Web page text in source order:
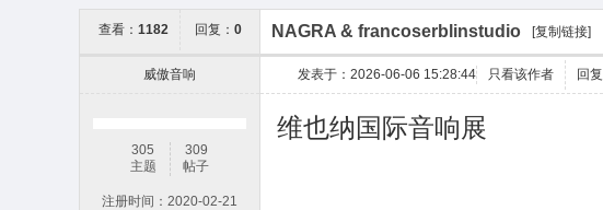
查看： 1182 回复： 0
威傲音响
305
主题
309
帖子
注册时间：2020-02-21
NAGRA & francoserblinstudio [复制链接]
发表于：2026-06-06 15:28:44 只看该作者 回复
维也纳国际音响展